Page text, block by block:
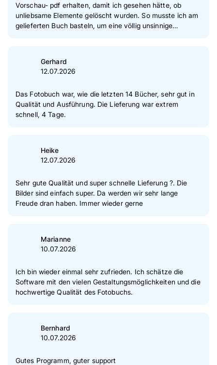
Vorschau- pdf erhalten, damit ich gesehen hätte, ob
unliebsame Elemente gelöscht wurden. So musste ich am
gelieferten Buch basteln, um eine völlig unsinnige
Layout war flexibel zu gestalten.
Gerhard
12.07.2026
Das Fotobuch war, wie die letzten 14 Bücher, sehr gut in
Qualität und Ausführung. Die Lieferung war extrem
schnell, 4 Tage.
Heike
12.07.2026
Sehr gute Qualität und super schnelle Lieferung ?. Die
Bilder sind einfach super. Da werden wir sehr lange
Freude dran haben. Immer wieder gerne
Marianne
10.07.2026
Ich bin wieder einmal sehr zufrieden. Ich schätze die
Software mit den vielen Gestaltungsmöglichkeiten und die
hochwertige Qualität des Fotobuchs.
Bernhard
10.07.2026
Gutes Programm, guter support